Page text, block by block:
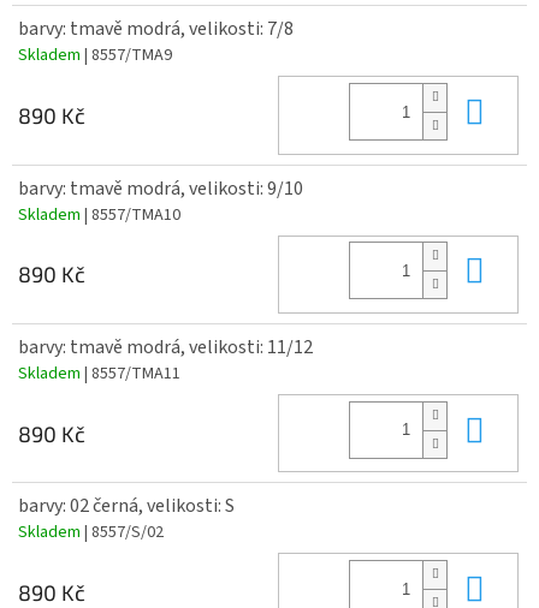
barvy: tmavě modrá, velikosti: 7/8
Skladem | 8557/TMA9
890 Kč
barvy: tmavě modrá, velikosti: 9/10
Skladem | 8557/TMA10
890 Kč
barvy: tmavě modrá, velikosti: 11/12
Skladem | 8557/TMA11
890 Kč
barvy: 02 černá, velikosti: S
Skladem | 8557/S/02
890 Kč